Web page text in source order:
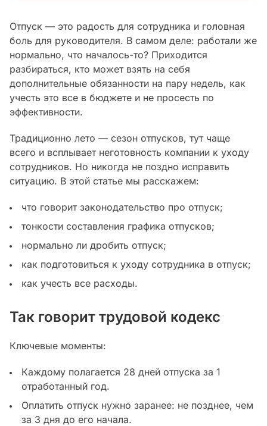
Отпуск — это радость для сотрудника и головная
боль для руководителя. В самом деле: работали же
нормально, что началось-то? Приходится
разбираться, кто может взять на себя
дополнительные обязанности на пару недель, как
учесть это все в бюджете и не просесть по
эффективности.
Традиционно лето — сезон отпусков, тут чаще
всего и всплывает неготовность компании к уходу
сотрудников. Но никогда не поздно исправить
ситуацию. В этой статье мы расскажем:
что говорит законодательство про отпуск;
тонкости составления графика отпусков;
нормально ли дробить отпуск;
как подготовиться к уходу сотрудника в отпуск;
как учесть все расходы.
Так говорит трудовой кодекс
Ключевые моменты:
Каждому полагается 28 дней отпуска за 1
отработанный год.
Оплатить отпуск нужно заранее: не позднее, чем
за 3 дня до его начала.